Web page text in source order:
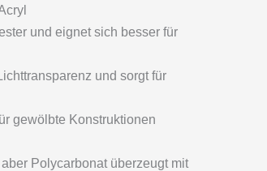
und eignet sich besser für
und sorgt für
gewölbte Konstruktionen
Polycarbonat überzeugt mit